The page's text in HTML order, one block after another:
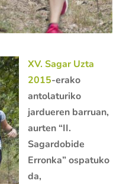
XV. Sagar Uzta
2015-erako
antolaturiko
jardueren barruan,
aurten “II.
Sagardobide
Erronka” ospatuko
da,